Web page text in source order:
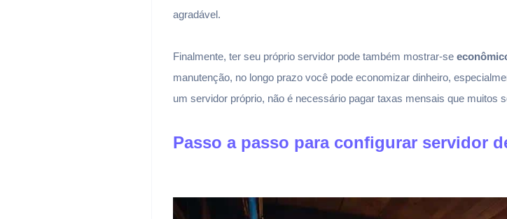
agradável.
Finalmente, ter seu próprio servidor pode também mostrar-se
manutenção, no longo prazo você pode economizar dinheiro,
um servidor próprio, não é necessário pagar taxas mensais que muitos
Passo a passo para configurar servidor